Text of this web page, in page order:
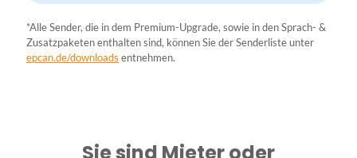
*Alle Sender, die in dem Premium-Upgrade, sowie in den Sprach- &
Zusatzpaketen enthalten sind, können Sie der Senderliste unter
epcan.de/downloads entnehmen.
Sie sind Mieter oder